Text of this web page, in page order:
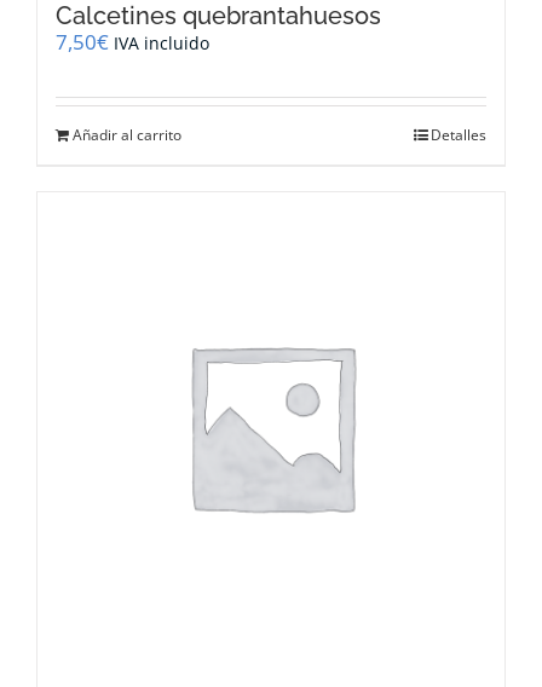
Calcetines quebrantahuesos
7,50€ IVA incluido
Añadir al carrito Detalles